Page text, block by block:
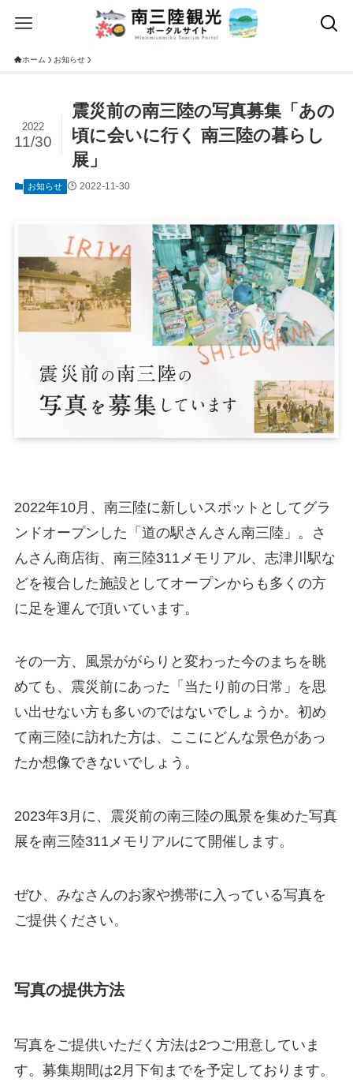
ホーム お知らせ
震災前の南三陸の写真募集「あの
頃に会いに行く 南三陸の暮らし
展」
2022
11/30
お知らせ 2022-11-30
2022年10月、南三陸に新しいスポットとしてグラ
ンドオープンした「道の駅さんさん南三陸」。さ
んさん商店街、南三陸311メモリアル、志津川駅な
どを複合した施設としてオープンからも多くの方
に足を運んで頂いています。
その一方、風景ががらりと変わった今のまちを眺
めても、震災前にあった「当たり前の日常」を思
い出せない方も多いのではないでしょうか。初め
て南三陸に訪れた方は、ここにどんな景色があっ
たか想像できないでしょう。
2023年3月に、震災前の南三陸の風景を集めた写真
展を南三陸311メモリアルにて開催します。
ぜひ、みなさんのお家や携帯に入っている写真を
ご提供ください。
写真の提供方法
写真をご提供いただく方法は2つご用意していま
す。募集期間は2月下旬までを予定しております。